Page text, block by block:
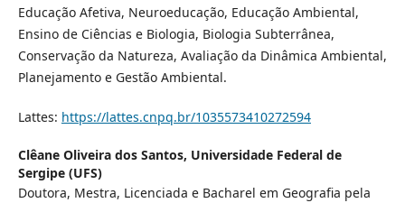
Educação Afetiva, Neuroeducação, Educação Ambiental,
Ensino de Ciências e Biologia, Biologia Subterrânea,
Conservação da Natureza, Avaliação da Dinâmica Ambiental,
Planejamento e Gestão Ambiental.
Lattes: https://lattes.cnpq.br/1035573410272594
Clêane Oliveira dos Santos, Universidade Federal de
Sergipe (UFS)
Doutora, Mestra, Licenciada e Bacharel em Geografia pela